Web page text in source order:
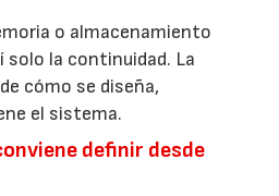
o almacenamiento
solo la continuidad. La
cómo se diseña,
el sistema.
definir desde